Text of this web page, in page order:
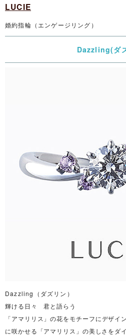
LUCIE
婚約指輪（エンゲージリング）
Dazzling(ダ
Dazzling（ダズリン）
輝ける日々 君と語らう
「アマリリス」の花をモチーフにデザイ
に咲かせる「アマリリス」の美しさをダ